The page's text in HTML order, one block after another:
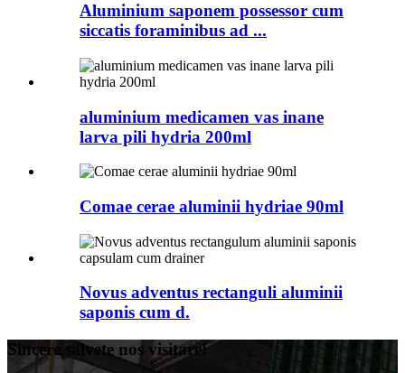
Aluminium saponem possessor cum
siccatis foraminibus ad ...
aluminium medicamen vas inane
larva pili hydria 200ml
Comae cerae aluminii hydriae 90ml
Novus adventus rectanguli aluminii
saponis cum d.
Sincere salvete nos visitare!